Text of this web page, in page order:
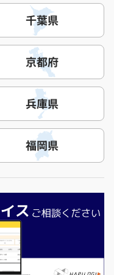
千葉県
京都府
兵庫県
福岡県